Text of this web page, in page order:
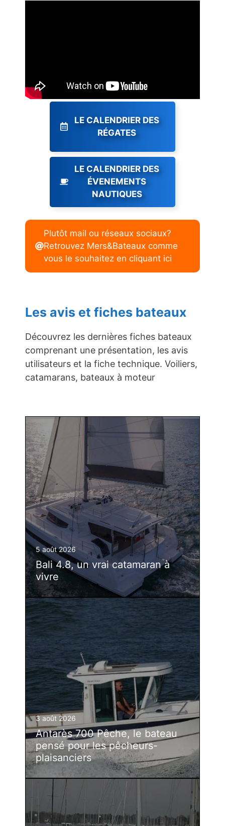
LE CALENDRIER DES
RÉGATES
LE CALENDRIER DES
ÉVENEMENTS
NAUTIQUES
Plutôt mail ou réseaux sociaux?
Retrouvez Mers&Bateaux comme
vous le souhaitez en cliquant ici
Les avis et fiches bateaux
Découvrez les dernières fiches bateaux
comprenant une présentation, les avis
utilisateurs et la fiche technique. Voiliers,
catamarans, bateaux à moteur
5 août 2026
Bali 4.8, un vrai catamaran à
vivre
3 août 2026
Antarès 700 Pêche, le bateau
pensé pour les pêcheurs-
plaisanciers